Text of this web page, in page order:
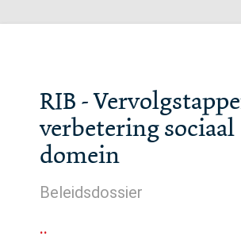
RIB -
verbetering sociaal
domein
Beleidsdossier
..